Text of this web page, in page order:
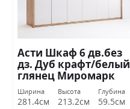
Асти Шкаф 6 дв.без
дз. Дуб крафт/белый
глянец Миромарк
Ширина
281.4см
Высота
213.2см
Глубина
59.5см